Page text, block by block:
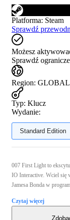
Platforma: Steam
Sprawdź
Możesz
Sprawdź
Region:
Typ: Klucz
Wydanie:
Standard Edition
007 First Light to
IO Interactive. Wciel się
Jamesa Bonda w
Czytaj więcej